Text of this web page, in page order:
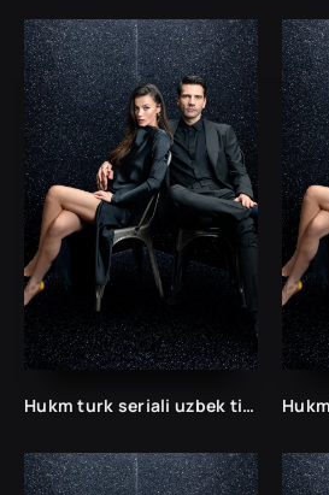
Hukm turk seriali uzbek tilida /Хукм турк сериали ўзбек тилида/ 203. 204. 205. 206. 207. 208. 209. 210. 211. 212. 213. 214. 215 barcha qismlari.